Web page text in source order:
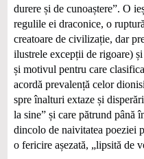
durere și de cunoaștere”. O
regulile ei draconice, o
creatoare de civilizație, dar
ilustrele excepții de rigoare)
și motivul pentru care
acordă prevalență celor
spre înalturi extaze și
la sine” și care pătrund până
dincolo de naivitatea poeziei
o fericire așezată, „lipsită de